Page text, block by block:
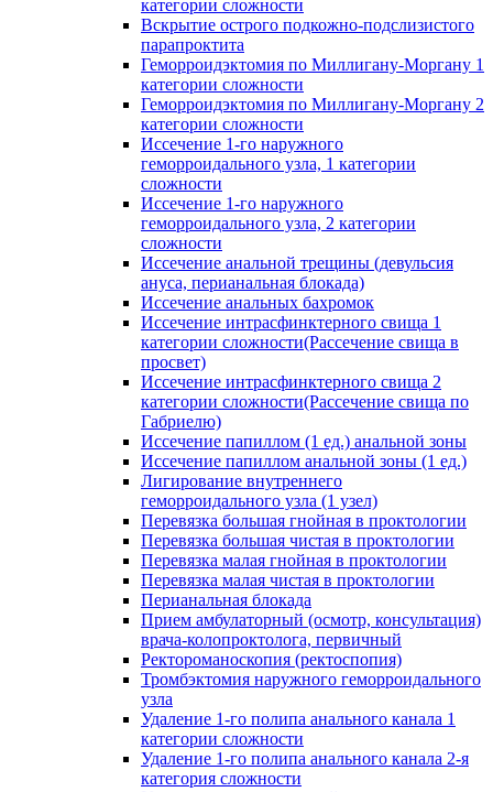
категории сложности
Вскрытие острого подкожно-подслизистого
парапроктита
Геморроидэктомия по Миллигану-Моргану 1
категории сложности
Геморроидэктомия по Миллигану-Моргану 2
категории сложности
Иссечение 1-го наружного
геморроидального узла, 1 категории
сложности
Иссечение 1-го наружного
геморроидального узла, 2 категории
сложности
Иссечение анальной трещины (девульсия
ануса, перианальная блокада)
Иссечение анальных бахромок
Иссечение интрасфинктерного свища 1
категории сложности(Рассечение свища в
просвет)
Иссечение интрасфинктерного свища 2
категории сложности(Рассечение свища по
Габриелю)
Иссечение папиллом (1 ед.) анальной зоны
Иссечение папиллом анальной зоны (1 ед.)
Лигирование внутреннего
геморроидального узла (1 узел)
Перевязка большая гнойная в проктологии
Перевязка большая чистая в проктологии
Перевязка малая гнойная в проктологии
Перевязка малая чистая в проктологии
Перианальная блокада
Прием амбулаторный (осмотр, консультация)
врача-колопроктолога, первичный
Ректороманоскопия (ректоспопия)
Тромбэктомия наружного геморроидального
узла
Удаление 1-го полипа анального канала 1
категории сложности
Удаление 1-го полипа анального канала 2-я
категория сложности